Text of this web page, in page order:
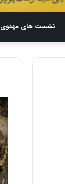
نشست های مهدوی